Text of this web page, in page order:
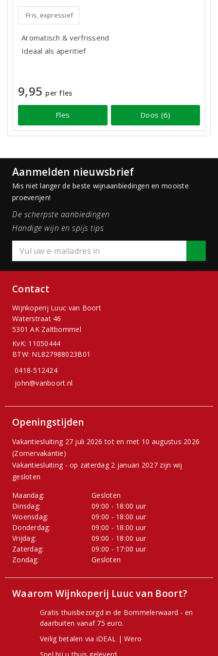
Fris, expressief
Aromatisch & verfrissend
Ideaal als aperitief
9,95 per fles
Fles Doos (6)
Aanmelden nieuwsbrief
Mis niet langer de beste wijnaanbiedingen en mooiste
proeverijen!
De scherpste aanbiedingen
Handige wijn en spijs tips
Contact
Wijnkoperij Luuc van Boort
Waterstraat 46
5301 AK Zaltbommel
KvK: 11050444
BTW: NL827988023B01
0418-512424
john@vanboort.nl
Openingstijden
Vakantiesluiting 27 juli 2026 tot en met 10 augustus 2026
(Zomervakantie)
Vakantiesluiting - op zaterdag 2 januari 2027 zijn wij
gesloten
Maandag:
Gesloten
Dinsdag:
09:00 - 18:00 uur
Woensdag:
09:00 - 18:00 uur
Donderdag:
09:00 - 18:00 uur
Vrijdag:
09:00 - 18:00 uur
Zaterdag:
09:00 - 17:00 uur
Zondag:
Gesloten
Waarom Wijnkoperij Luuc van Boort?
Gratis thuisbezorgd in de Bommelerwaard - en
daarbuiten vanaf 75 euro.
Veilig betalen via iDEAL | Wero